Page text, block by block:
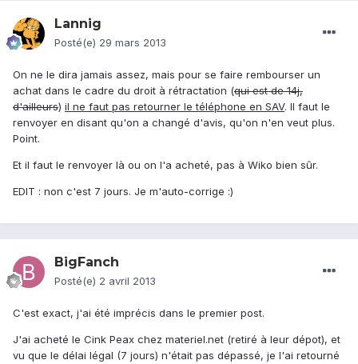
Lannig
Posté(e) 29 mars 2013
On ne le dira jamais assez, mais pour se faire rembourser un
achat dans le cadre du droit à rétractation (qui est de 14j,
d'ailleurs) il ne faut pas retourner le téléphone en SAV. Il faut le
renvoyer en disant qu'on a changé d'avis, qu'on n'en veut plus.
Point.
Et il faut le renvoyer là ou on l'a acheté, pas à Wiko bien sûr.
EDIT : non c'est 7 jours. Je m'auto-corrige :)
BigFanch
Posté(e) 2 avril 2013
C'est exact, j'ai été imprécis dans le premier post.
J'ai acheté le Cink Peax chez materiel.net (retiré à leur dépot), et
vu que le délai légal (7 jours) n'était pas dépassé, je l'ai retourné